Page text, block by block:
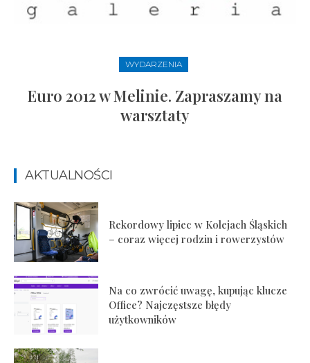
WYDARZENIA
Euro 2012 w Melinie. Zapraszamy na
warsztaty
AKTUALNOŚCI
Rekordowy lipiec w Kolejach Śląskich
– coraz więcej rodzin i rowerzystów
Na co zwrócić uwagę, kupując klucze
Office? Najczęstsze błędy
użytkowników